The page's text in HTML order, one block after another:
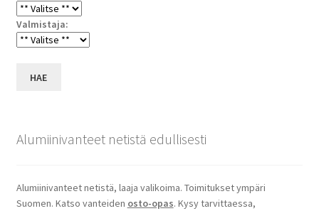
Valmistaja:
HAE
Alumiinivanteet netistä edullisesti
Alumiinivanteet netistä, laaja valikoima. Toimitukset ympäri
Suomen. Katso vanteiden osto-opas. Kysy tarvittaessa,